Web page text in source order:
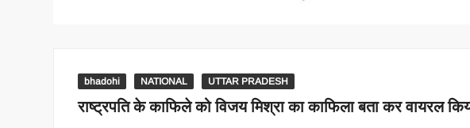
bhadohi NATIONAL UTTAR PRADESH
राष्ट्रपति के काफिले को विजय मिश्रा का काफिला बता कर वायरल